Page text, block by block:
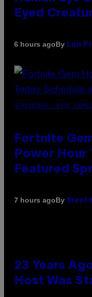
Eyed
6 hours agoBy Luis
SCREENSHOT: EPIC GAMES
Fortnite
Power Hour
Featured
7 hours agoBy Brent
23 Years
Host Was